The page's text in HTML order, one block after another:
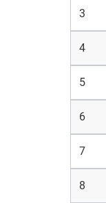
3
4
5
6
7
8